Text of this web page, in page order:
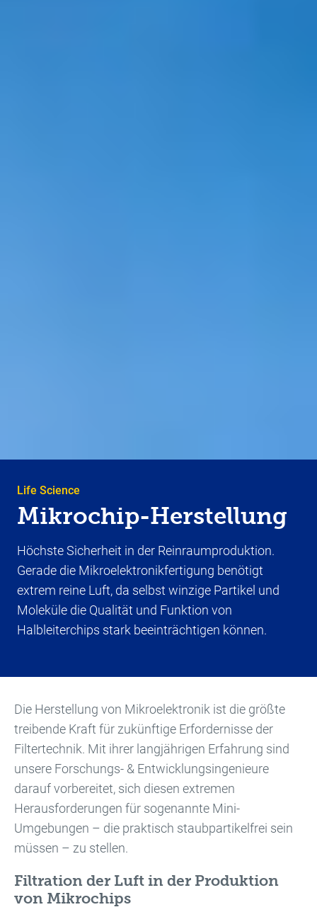
Life Science
Mikrochip-Herstellung
Höchste Sicherheit in der Reinraumproduktion.
Gerade die Mikroelektronikfertigung benötigt
extrem reine Luft, da selbst winzige Partikel und
Moleküle die Qualität und Funktion von
Halbleiterchips stark beeinträchtigen können.
Die Herstellung von Mikroelektronik ist die größte
treibende Kraft für zukünftige Erfordernisse der
Filtertechnik. Mit ihrer langjährigen Erfahrung sind
unsere Forschungs- & Entwicklungsingenieure
darauf vorbereitet, sich diesen extremen
Herausforderungen für sogenannte Mini-
Umgebungen – die praktisch staubpartikelfrei sein
müssen – zu stellen.
Filtration der Luft in der Produktion
von Mikrochips